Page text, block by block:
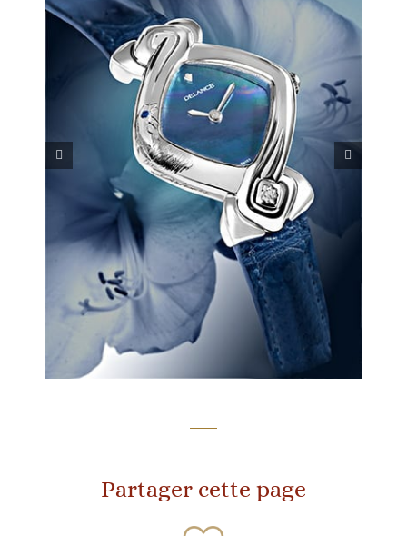
Partager cette page